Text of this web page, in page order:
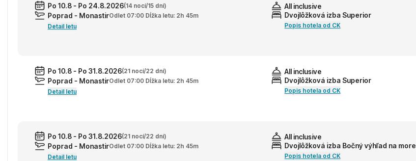
Po 10.8 - Po 24.8.2026(14 nocí/15 dní)
Poprad - MonastirOdlet 07:00 Dĺžka letu: 2h 45m
Detail letu
All inclusive
Dvojlôžková izba Superior
Popis hotela od CK
Po 10.8 - Po 31.8.2026(21 nocí/22 dní)
Poprad - MonastirOdlet 07:00 Dĺžka letu: 2h 45m
Detail letu
All inclusive
Dvojlôžková izba Superior
Popis hotela od CK
Po 10.8 - Po 31.8.2026(21 nocí/22 dní)
Poprad - MonastirOdlet 07:00 Dĺžka letu: 2h 45m
Detail letu
All inclusive
Dvojlôžková izba Bočný výhľad na more
Popis hotela od CK